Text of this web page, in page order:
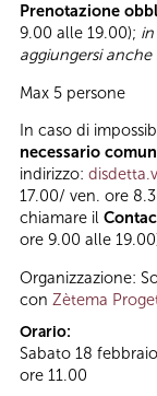
Prenotazione
9.00 alle 19.00);
aggiungersi
Max 5 persone
In caso di
necessario
indirizzo:
17.00/ ven. ore
chiamare il
ore 9.00 alle
Organizzazione:
con Zètema
Orario:
Sabato 18
ore 11.00